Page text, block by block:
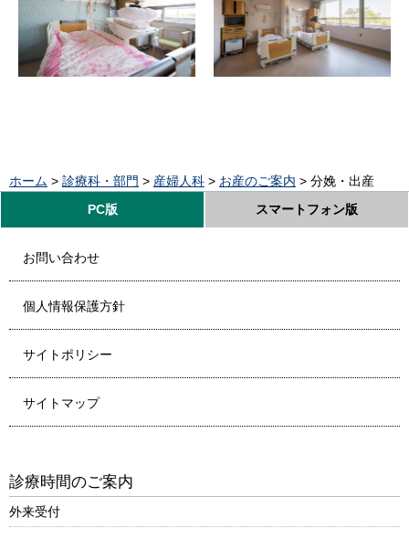
ホーム > 診療科・部門 > 産婦人科 > お産のご案内 > 分娩・出産
PC版
スマートフォン版
お問い合わせ
個人情報保護方針
サイトポリシー
サイトマップ
診療時間のご案内
外来受付